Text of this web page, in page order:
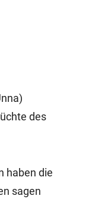
des
haben die
sagen